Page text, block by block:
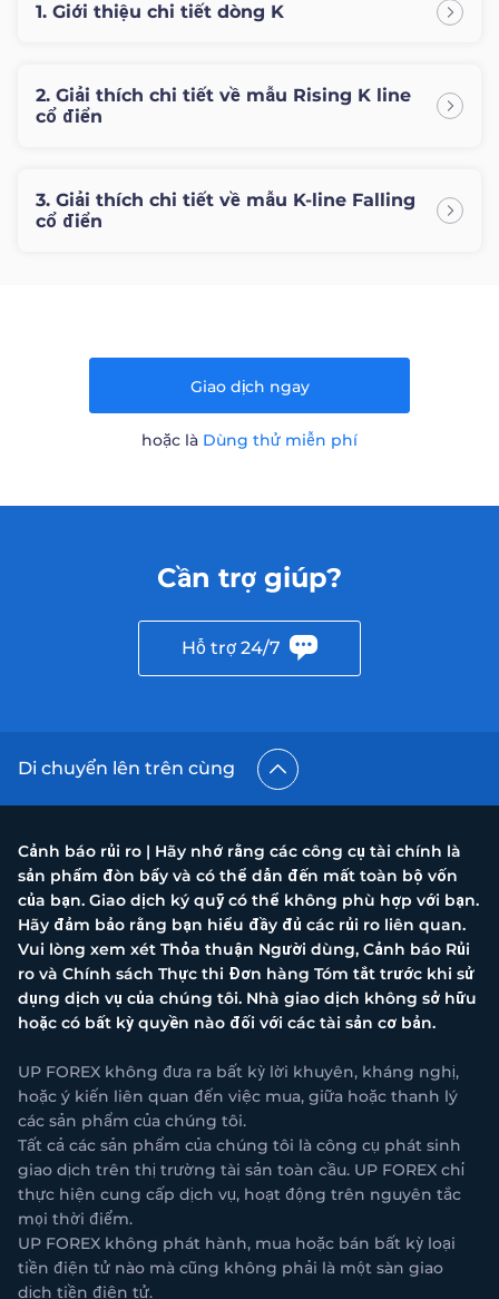
1. Giới thiệu chi tiết dòng K
2. Giải thích chi tiết về mẫu Rising K line
cổ điển
3. Giải thích chi tiết về mẫu K-line Falling
cổ điển
Giao dịch ngay
hoặc là Dùng thử miễn phí
Cần trợ giúp?
Hỗ trợ 24/7
Di chuyển lên trên cùng
Cảnh báo rủi ro | Hãy nhớ rằng các công cụ tài chính là
sản phẩm đòn bẩy và có thể dẫn đến mất toàn bộ vốn
của bạn. Giao dịch ký quỹ có thể không phù hợp với bạn.
Hãy đảm bảo rằng bạn hiểu đầy đủ các rủi ro liên quan.
Vui lòng xem xét Thỏa thuận Người dùng, Cảnh báo Rủi
ro và Chính sách Thực thi Đơn hàng Tóm tắt trước khi sử
dụng dịch vụ của chúng tôi. Nhà giao dịch không sở hữu
hoặc có bất kỳ quyền nào đối với các tài sản cơ bản.
UP FOREX không đưa ra bất kỳ lời khuyên, kháng nghị,
hoặc ý kiến liên quan đến việc mua, giữa hoặc thanh lý
các sản phẩm của chúng tôi.
Tất cả các sản phẩm của chúng tôi là công cụ phát sinh
giao dịch trên thị trường tài sản toàn cầu. UP FOREX chỉ
thực hiện cung cấp dịch vụ, hoạt động trên nguyên tắc
mọi thời điểm.
UP FOREX không phát hành, mua hoặc bán bất kỳ loại
tiền điện tử nào mà cũng không phải là một sàn giao
dịch tiền điện tử.